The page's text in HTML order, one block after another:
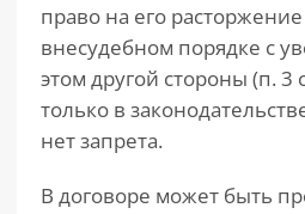
право на его
внесудебном порядке с
этом другой стороны (п. 3
только в
нет запрета.
В договоре может быть